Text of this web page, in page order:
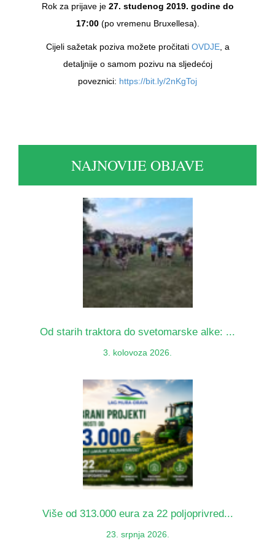
Rok za prijave je 27. studenog 2019. godine do
17:00(po vremenu Bruxellesa).
Cijeli sažetak poziva možete pročitati OVDJE, a
detaljnije o samom pozivu na sljedećoj
poveznici: https://bit.ly/2nKgToj
NAJNOVIJE OBJAVE
Od starih traktora do svetomarske alke: ...
3. kolovoza 2026.
Više od 313.000 eura za 22 poljoprivred...
23. srpnja 2026.